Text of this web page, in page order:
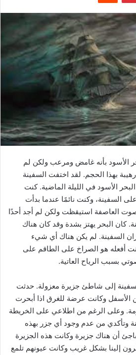
الأسود بأنه غامض ومرعب ولكن لم
بهذا الحجم. لقد اختفت السفينة
الأسود في الليلة الماضية. كنت
السفينة، وكنت نائمًا عندما بدأت
العاصفة استيقظت ولكن لم أجد أحدًا
البحر يهتز بشدة وقد كان هناك
السفينة. لم يكن هناك أي شيء
أفعله هو الصراخ على الطاقم على
بسبب الرياح العاتية.
إلى شاطئ جزيرة معزولة. حدثت
الأسفل وكانت عرضة للغرق اذا أبحرت
وعلى الرغم من اطلاعي على الخريطة
وتأكدي من عدم وجود أي جزر بهذه
أن هناك جزيرة وكانت هذه الجزيرة
إلينا بشكل غريب وكانت عيونهم تلمع